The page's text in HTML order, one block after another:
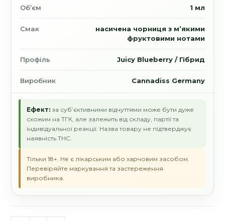
Об’єм 1 мл
Смак
насичена чорниця з м’якими
фруктовими нотами
Профіль Juicy Blueberry / Гібрид
Виробник Cannadiss Germany
Ефект: за суб’єктивними відчуттями може бути дуже
схожим на ТГК, але залежить від складу, партії та
індивідуальної реакції. Назва товару не підтверджує
наявність THC.
Тільки 18+. Не є лікарським або харчовим засобом.
Перевіряйте маркування та застереження
виробника.